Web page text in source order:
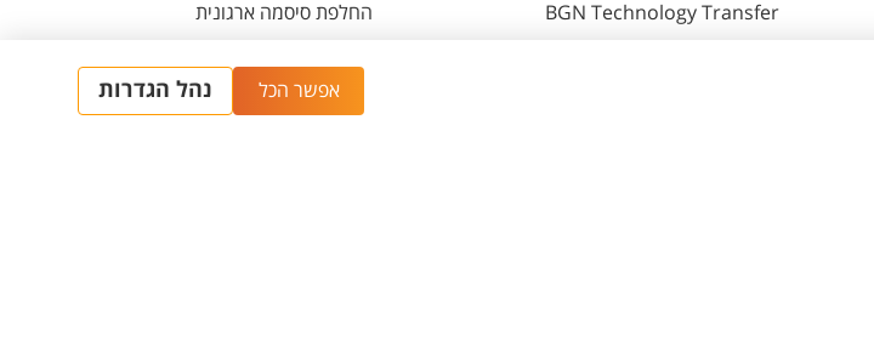
BGN Technology Transfer
החלפת סיסמה ארגונית
חירום